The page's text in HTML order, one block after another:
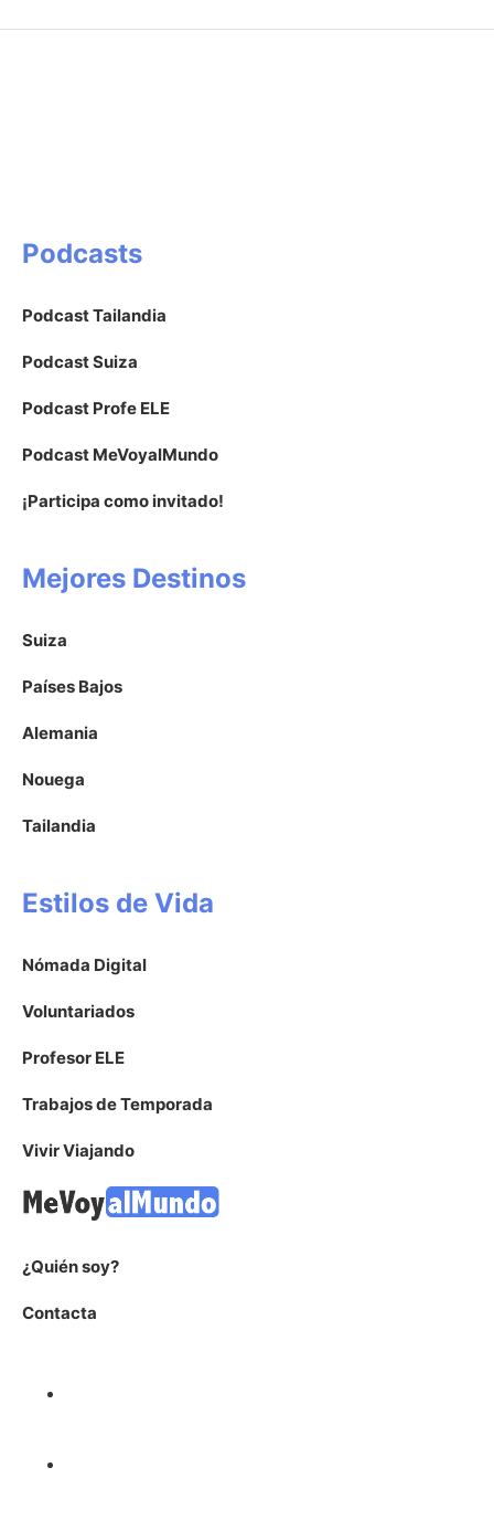
Podcasts
Podcast Tailandia
Podcast Suiza
Podcast Profe ELE
Podcast MeVoyalMundo
¡Participa como invitado!
Mejores Destinos
Suiza
Países Bajos
Alemania
Nouega
Tailandia
Estilos de Vida
Nómada Digital
Voluntariados
Profesor ELE
Trabajos de Temporada
Vivir Viajando
¿Quién soy?
Contacta